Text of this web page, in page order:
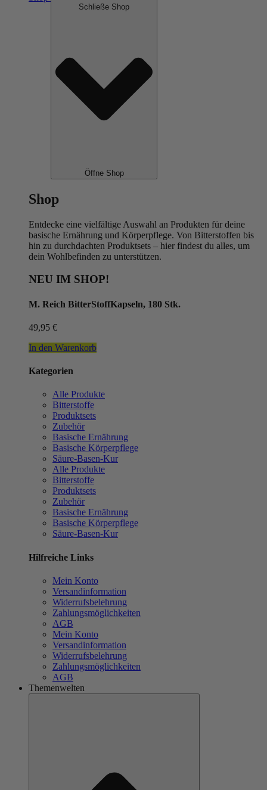
Schließe Shop
Öffne Shop
Shop
Entdecke eine vielfältige Auswahl an Produkten für deine
basische Ernährung und Körperpflege. Von Bitterstoffen bis
hin zu durchdachten Produktsets – hier findest du alles, um
dein Wohlbefinden zu unterstützen.
NEU IM SHOP!
M. Reich BitterStoffKapseln, 180 Stk.
49,95 €
In den Warenkorb
Kategorien
Alle Produkte
Bitterstoffe
Produktsets
Zubehör
Basische Ernährung
Basische Körperpflege
Säure-Basen-Kur
Alle Produkte
Bitterstoffe
Produktsets
Zubehör
Basische Ernährung
Basische Körperpflege
Säure-Basen-Kur
Hilfreiche Links
Mein Konto
Versandinformation
Widerrufsbelehrung
Zahlungsmöglichkeiten
AGB
Mein Konto
Versandinformation
Widerrufsbelehrung
Zahlungsmöglichkeiten
AGB
Themenwelten